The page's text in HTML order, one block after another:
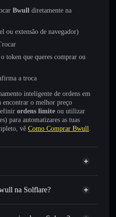
Bwull diretamente na
ou extensão de navegador)
token que queres comprar ou
a troca
inteligente de ordens em
encontrar o melhor preço
ordens limite ou utilizar
para automatizares as tuas
vê Como Comprar Bwull.
na Solflare?